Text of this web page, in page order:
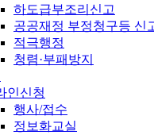
하도급부조리신고
공공재정 부정청구등 신
적극행정
청렴·부패방지
인신청
행사/접수
정보화교실